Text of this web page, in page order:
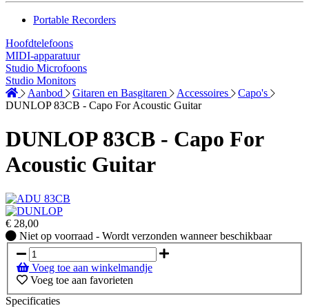
Portable Recorders
Hoofdtelefoons
MIDI-apparatuur
Studio Microfoons
Studio Monitors
Aanbod
Gitaren en Basgitaren Accessoires
Capo's
DUNLOP 83CB - Capo For Acoustic Guitar
DUNLOP 83CB - Capo For
Acoustic Guitar
€ 28,00
Niet
op
voorraad
-
Wordt
verzonden
Niet op voorraad - Wordt verzonden wanneer beschikbaar
Voeg toe aan winkelmandje
Voeg toe aan favorieten
Specificaties